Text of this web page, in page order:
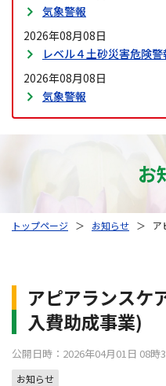
気象警報
2026年08月08日
レベル４土砂災害危険
2026年08月08日
気象警報
お
トップページ ＞ お知らせ ＞ ア
アピアランスケ
入費助成事業)
公開日時：2026年04月01日 08時
お知らせ